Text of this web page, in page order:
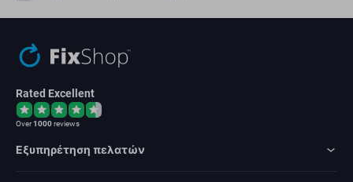
Rated Excellent
Over1000reviews
Εξυπηρέτηση πελατών